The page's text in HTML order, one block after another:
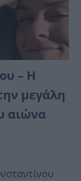
– Η
μεγάλη
αιώνα